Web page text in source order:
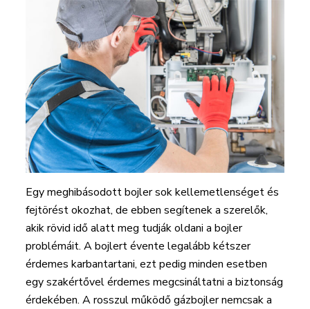
Egy meghibásodott bojler sok kellemetlenséget és
fejtörést okozhat, de ebben segítenek a szerelők,
akik rövid idő alatt meg tudják oldani a bojler
problémáit. A bojlert évente legalább kétszer
érdemes karbantartani, ezt pedig minden esetben
egy szakértővel érdemes megcsináltatni a biztonság
érdekében. A rosszul működő gázbojler nemcsak a